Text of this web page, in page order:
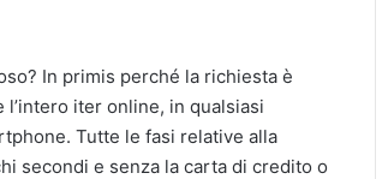
In primis perché la richiesta è
iter online, in qualsiasi
Tutte le fasi relative alla
secondi e senza la carta di credito o